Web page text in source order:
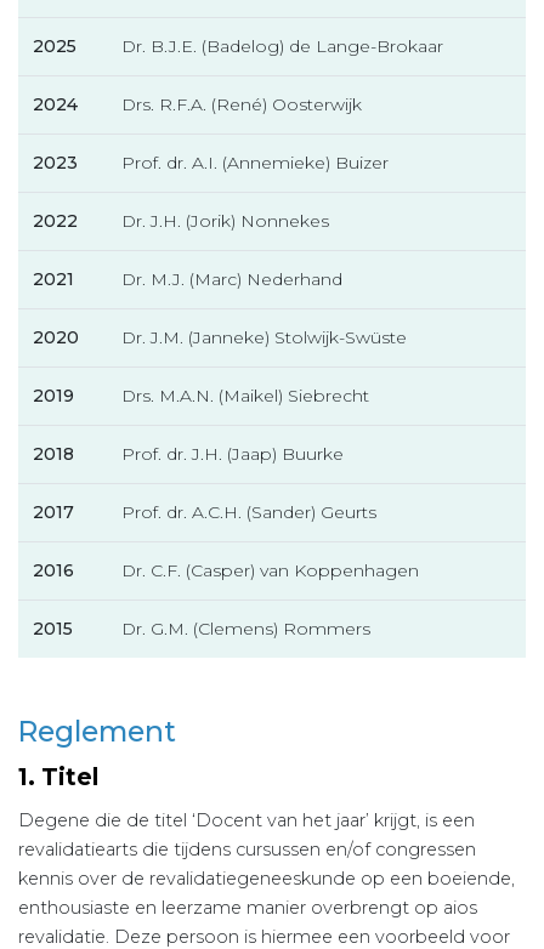
2025 Dr. B.J.E. (Badelog) de Lange-Brokaar
2024 Drs. R.F.A. (René) Oosterwijk
2023 Prof. dr. A.I. (Annemieke) Buizer
2022 Dr. J.H. (Jorik) Nonnekes
2021 Dr. M.J. (Marc) Nederhand
2020 Dr. J.M. (Janneke) Stolwijk-Swüste
2019 Drs. M.A.N. (Maikel) Siebrecht
2018 Prof. dr. J.H. (Jaap) Buurke
2017 Prof. dr. A.C.H. (Sander) Geurts
2016 Dr. C.F. (Casper) van Koppenhagen
2015 Dr. G.M. (Clemens) Rommers
Reglement
1. Titel
Degene die de titel ‘Docent van het jaar’ krijgt, is een
revalidatiearts die tijdens cursussen en/of congressen
kennis over de revalidatiegeneeskunde op een boeiende,
enthousiaste en leerzame manier overbrengt op aios
revalidatie. Deze persoon is hiermee een voorbeeld voor